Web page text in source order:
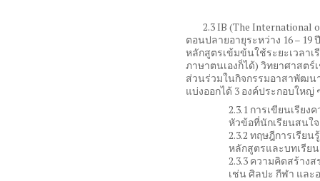
2.3 IB (The International
ตอนปลายอายุระหว่าง 16 – 19
หลักสูตรเข้มข้นใช้ระยะเวลาเ
ภาษาตนเองก็ได้) วิทยาศาสตร์
ส่วนร่วมในกิจกรรมอาสาพัฒน
แบ่งออกได้ 3 องค์ประกอบใหญ่
2.3.1 การเขียนเรียง
หัวข้อที่นักเรียนสนใจ
2.3.2 ทฤษฎีการเรียน
หลักสูตรและบทเรียน
2.3.3 ความคิดสร้างส
เช่น ศิลปะ กีฬา แล